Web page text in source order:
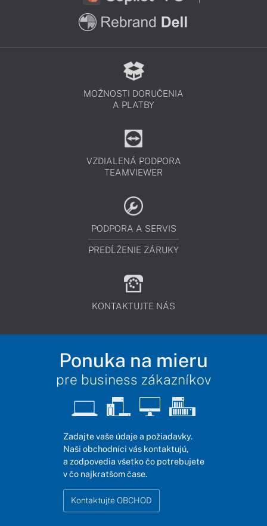
MOŽNOSTI DORUČENIA
A PLATBY
VZDIALENÁ PODPORA
TEAMVIEWER
PODPORA A SERVIS
PREDĹŽENIE ZÁRUKY
KONTAKTUJTE NÁS
Ponuka na mieru
pre business zákazníkov
Zadajte vaše údaje a požiadavky.
Naši obchodníci vás kontaktujú,
a zodpovedia všetko čo potrebujete
v čo najkratšom čase.
Kontaktujte OBCHOD